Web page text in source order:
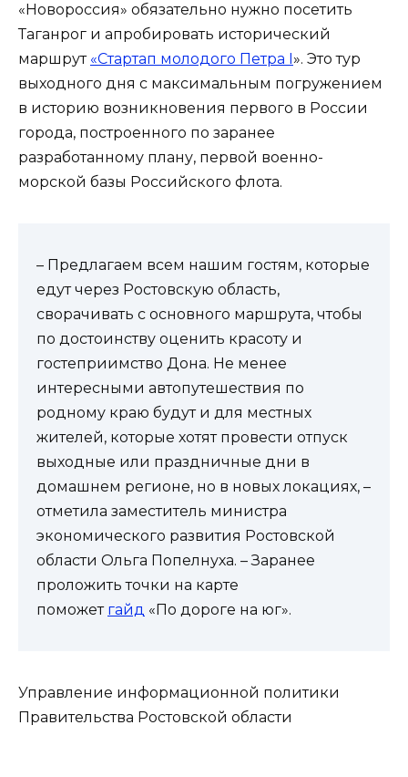
«Новороссия» обязательно нужно посетить
Таганрог и апробировать исторический
маршрут «Стартап молодого Петра I ». Это тур
выходного дня с максимальным погружением
в историю возникновения первого в России
города, построенного по заранее
разработанному плану, первой военно-
морской базы Российского флота.
– Предлагаем всем нашим гостям, которые
едут через Ростовскую область,
сворачивать с основного маршрута, чтобы
по достоинству оценить красоту и
гостеприимство Дона. Не менее
интересными автопутешествия по
родному краю будут и для местных
жителей, которые хотят провести отпуск
выходные или праздничные дни в
домашнем регионе, но в новых локациях, –
отметила заместитель министра
экономического развития Ростовской
области Ольга Попелнуха. – Заранее
проложить точки на карте
поможет гайд «По дороге на юг».
Управление информационной политики
Правительства Ростовской области